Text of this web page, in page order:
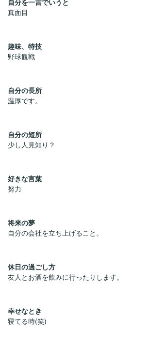
真面目
趣味、特技
野球観戦
自分の長所
温厚です。
自分の短所
少し人見知り？
好きな言葉
努力
将来の夢
自分の会社を立ち上げること。
休日の過ごし方
友人とお酒を飲みに行ったりします。
幸せなとき
寝てる時(笑)